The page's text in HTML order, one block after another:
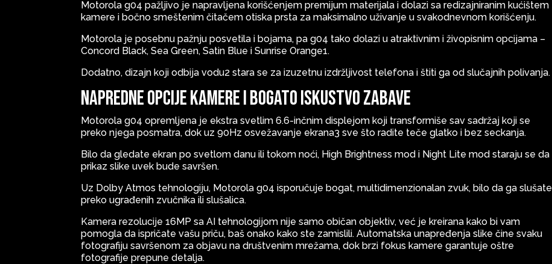
Motorola g04 pažljivo je napravljena korišćenjem premijum materijala i dolazi sa redizajniranim kućištem
kamere i bočno smeštenim čitačem otiska prsta za maksimalno uživanje u svakodnevnom korišćenju.
Motorola je posebnu pažnju posvetila i bojama, pa g04 tako dolazi u atraktivnim i živopisnim opcijama –
Concord Black, Sea Green, Satin Blue i Sunrise Orange1.
Dodatno, dizajn koji odbija vodu2 stara se za izuzetnu izdržljivost telefona i štiti ga od slučajnih polivanja.
Napredne opcije kamere i bogato iskustvo zabave
Motorola g04 opremljena je ekstra svetlim 6.6-inčnim displejom koji transformiše sav sadržaj koji se
preko njega posmatra, dok uz 90Hz osvežavanje ekrana3 sve što radite teče glatko i bez seckanja.
Bilo da gledate ekran po svetlom danu ili tokom noći, High Brightness mod i Night Lite mod staraju se da
prikaz slike uvek bude savršen.
Uz Dolby Atmos tehnologiju, Motorola g04 isporučuje bogat, multidimenzionalan zvuk, bilo da ga slušate
preko ugrađenih zvučnika ili slušalica.
Kamera rezolucije 16MP sa AI tehnologijom nije samo običan objektiv, već je kreirana kako bi vam
pomogla da ispričate vašu priču, baš onako kako ste zamislili. Automatska unapređenja slike čine svaku
fotografiju savršenom za objavu na društvenim mrežama, dok brzi fokus kamere garantuje oštre
fotografije prepune detalja.